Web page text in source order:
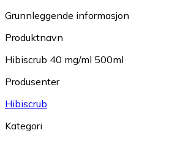
Grunnleggende informasjon
Produktnavn
Hibiscrub 40 mg/ml 500ml
Produsenter
Hibiscrub
Kategori